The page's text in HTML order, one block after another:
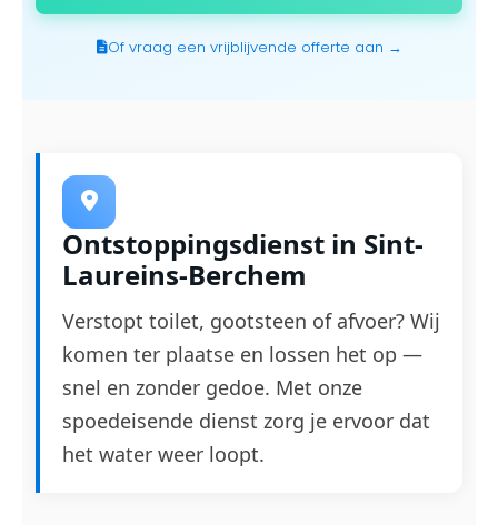
Of vraag een vrijblijvende offerte aan →
Ontstoppingsdienst in Sint-
Laureins-Berchem
Verstopt toilet, gootsteen of afvoer? Wij
komen ter plaatse en lossen het op —
snel en zonder gedoe. Met onze
spoedeisende dienst zorg je ervoor dat
het water weer loopt.